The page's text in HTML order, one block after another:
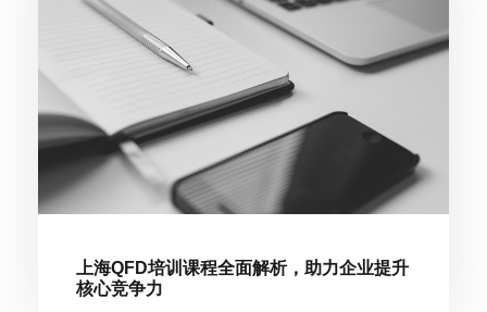
上海QFD培训课程全面解析，助力企业提升
核心竞争力